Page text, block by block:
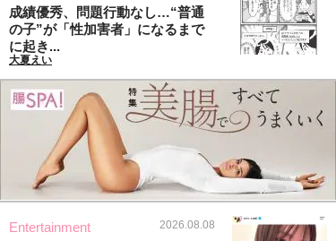
成績優秀、問題行動なし…“普通
の子”が「性加害者」になるまで
に起き...
大夏えい
Entertainment 2026.08.08